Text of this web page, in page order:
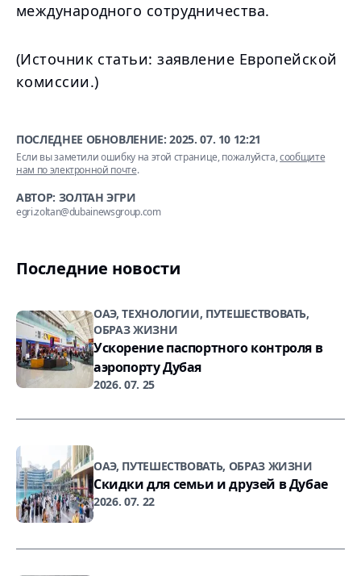
международного сотрудничества.
(Источник статьи: заявление Европейской
комиссии.)
ПОСЛЕДНЕЕ ОБНОВЛЕНИЕ:2025. 07. 10 12:21
Если вы заметили ошибку на этой странице, пожалуйста,сообщите
нам по электронной почте.
АВТОР: ЗОЛТАН ЭГРИ
egri.zoltan@dubainewsgroup.com
Последние новости
ОАЭ, ТЕХНОЛОГИИ, ПУТЕШЕСТВОВАТЬ,
ОБРАЗ ЖИЗНИ
Ускорение паспортного контроля в
аэропорту Дубая
2026. 07. 25
ОАЭ, ПУТЕШЕСТВОВАТЬ, ОБРАЗ ЖИЗНИ
Скидки для семьи и друзей в Дубае
2026. 07. 22